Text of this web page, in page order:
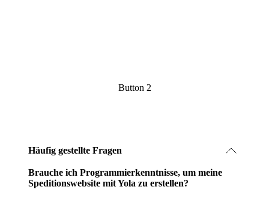
Button 2
Häufig gestellte Fragen
Brauche ich Programmierkenntnisse, um meine
Speditionswebsite mit Yola zu erstellen?